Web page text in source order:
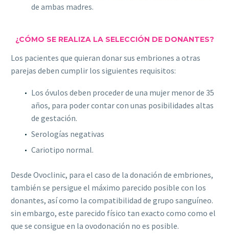
de ambas madres.
¿CÓMO SE REALIZA LA SELECCIÓN DE DONANTES?
Los pacientes que quieran donar sus embriones a otras
parejas deben cumplir los siguientes requisitos:
Los óvulos deben proceder de una mujer menor de 35
años, para poder contar con unas posibilidades altas
de gestación.
Serologías negativas
Cariotipo normal.
Desde Ovoclinic, para el caso de la donación de embriones,
también se persigue el máximo parecido posible con los
donantes, así como la compatibilidad de grupo sanguíneo.
sin embargo, este parecido físico tan exacto como como el
que se consigue en la ovodonación no es posible.